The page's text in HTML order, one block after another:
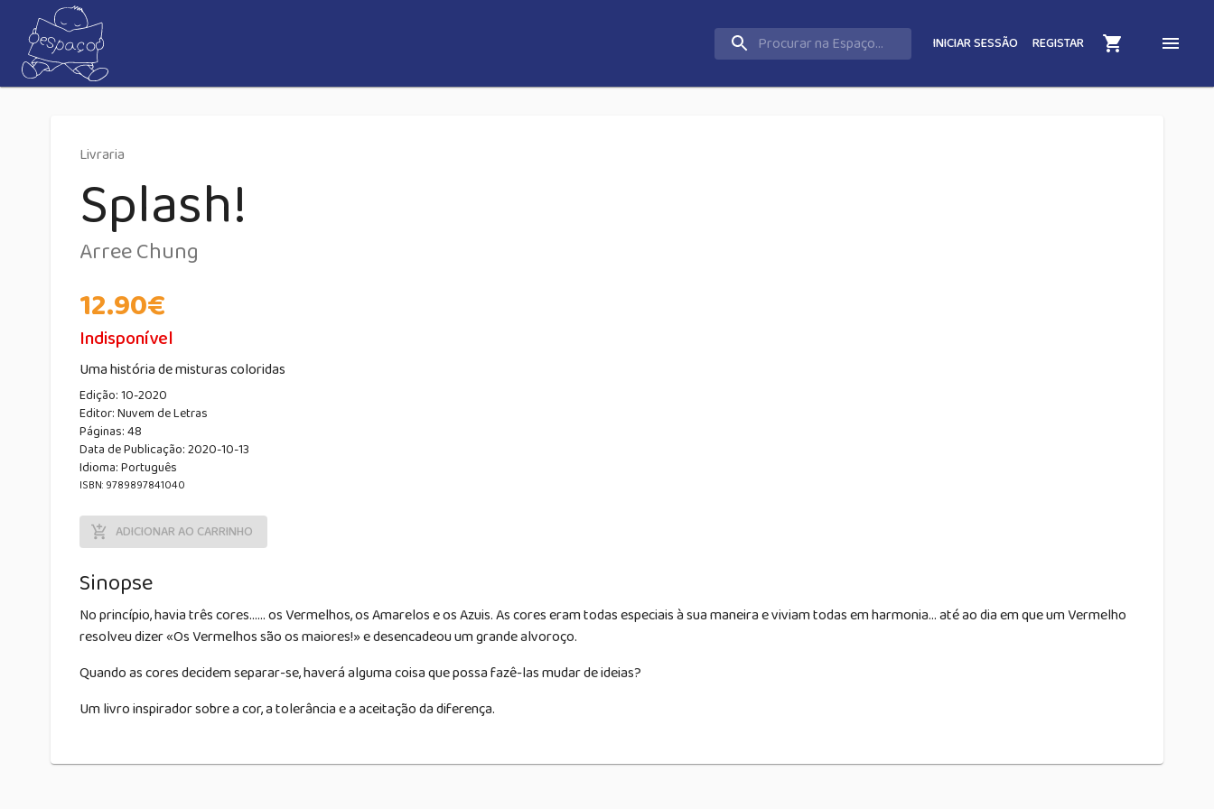
INICIAR SESSÃO REGISTAR
Livraria
Splash!
Arree Chung
12.90€
Indisponível
Uma história de misturas coloridas
Edição:10-2020
Editor:Nuvem de Letras
Páginas:48
Data de Publicação:2020-10-13
Idioma:Português
ISBN: 9789897841040
ADICIONAR AO CARRINHO
Sinopse
No princípio, havia três cores...... os Vermelhos, os Amarelos e os Azuis. As cores eram todas especiais à sua maneira e viviam todas em harmonia... até ao dia em que um Vermelho
resolveu dizer «Os Vermelhos são os maiores!» e desencadeou um grande alvoroço.
Quando as cores decidem separar-se, haverá alguma coisa que possa fazê-las mudar de ideias?
Um livro inspirador sobre a cor, a tolerância e a aceitação da diferença.